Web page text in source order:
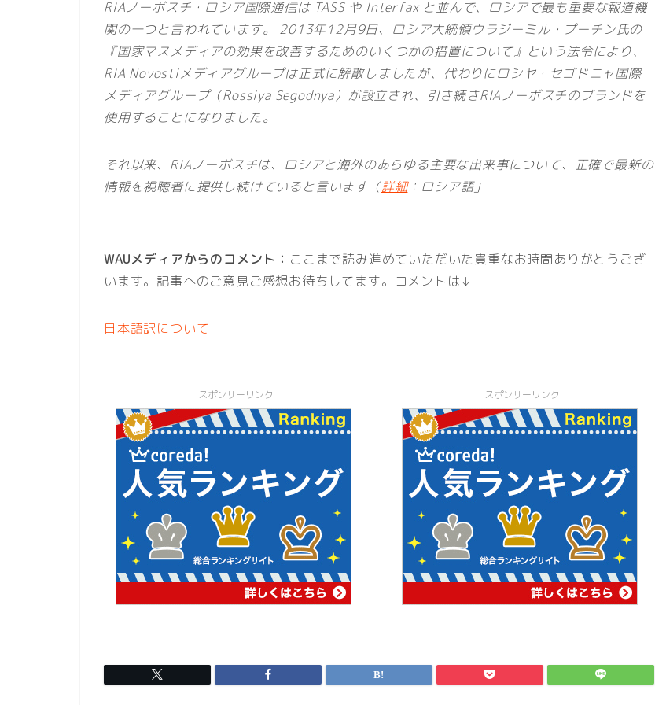
RIAノーボスチ・ロシア国際通信は TASS や Interfax と並んで、ロシアで最も重要な報道機
関の一つと言われています。 2013年12月9日、ロシア大統領ウラジーミル・プーチン氏の
『国家マスメディアの効果を改善するためのいくつかの措置について』という法令により、
RIA Novostiメディアグループは正式に解散しましたが、代わりにロシヤ・セゴドニャ国際
メディアグループ（Rossiya Segodnya）が設立され、引き続きRIAノーボスチのブランドを
使用することになりました。
それ以来、RIAノーボスチは、ロシアと海外のあらゆる主要な出来事について、正確で最新の
情報を視聴者に提供し続けていると言います（詳細：ロシア語」
WAUメディアからのコメント： ここまで読み進めていただいた貴重なお時間ありがとうござ
います。記事へのご意見ご感想お待ちしてます。コメントは↓
日本語訳について
スポンサーリンク スポンサーリンク